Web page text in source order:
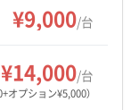
西区
中村区
東区
河区
富士市
賀茂郡西伊豆町
大切にして
施中です。
¥9,000/台
¥14,000/台
オプション¥5,000）